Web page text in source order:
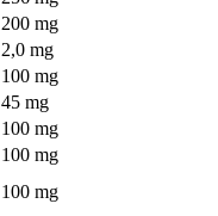
200 mg
2,0 mg
100 mg
45 mg
100 mg
100 mg
100 mg